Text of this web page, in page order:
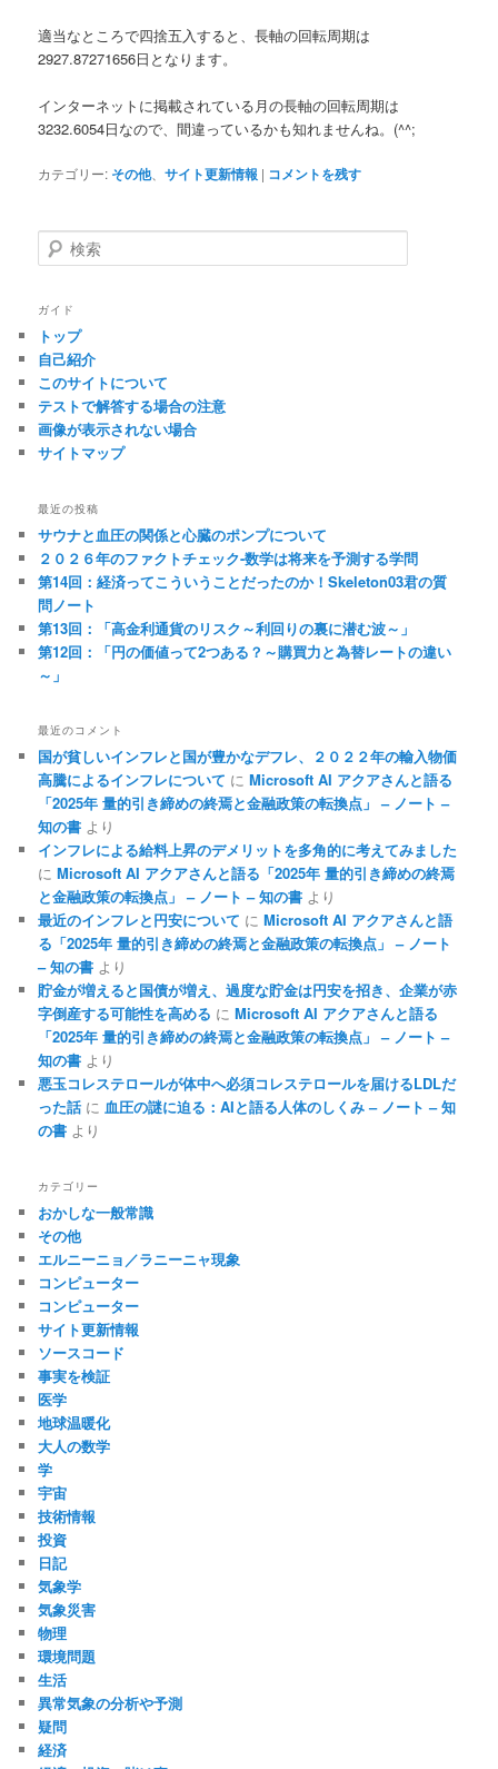
適当なところで四捨五入すると、長軸の回転周期は
2927.87271656日となります。
インターネットに掲載されている月の長軸の回転周期は
3232.6054日なので、間違っているかも知れませんね。(^^;
カテゴリー: その他、サイト更新情報 | コメントを残す
検
索
ガイド
トップ
自己紹介
このサイトについて
テストで解答する場合の注意
画像が表示されない場合
サイトマップ
最近の投稿
サウナと血圧の関係と心臓のポンプについて
２０２６年のファクトチェック-数学は将来を予測する学問
第14回：経済ってこういうことだったのか！Skeleton03君の質
問ノート
第13回：「高金利通貨のリスク～利回りの裏に潜む波～」
第12回：「円の価値って2つある？～購買力と為替レートの違い
～」
最近のコメント
国が貧しいインフレと国が豊かなデフレ、２０２２年の輸入物価
高騰によるインフレについて にMicrosoft AI アクアさんと語る
「2025年 量的引き締めの終焉と金融政策の転換点」 – ノート –
知の書 より
インフレによる給料上昇のデメリットを多角的に考えてみました
にMicrosoft AI アクアさんと語る「2025年 量的引き締めの終焉
と金融政策の転換点」 – ノート – 知の書 より
最近のインフレと円安について にMicrosoft AI アクアさんと語
る「2025年 量的引き締めの終焉と金融政策の転換点」 – ノート
– 知の書 より
貯金が増えると国債が増え、過度な貯金は円安を招き、企業が赤
字倒産する可能性を高める にMicrosoft AI アクアさんと語る
「2025年 量的引き締めの終焉と金融政策の転換点」 – ノート –
知の書 より
悪玉コレステロールが体中へ必須コレステロールを届けるLDLだ
った話 に血圧の謎に迫る：AIと語る人体のしくみ – ノート – 知
の書 より
カテゴリー
おかしな一般常識
その他
エルニーニョ／ラニーニャ現象
コンピューター
コンピューター
サイト更新情報
ソースコード
事実を検証
医学
地球温暖化
大人の数学
学
宇宙
技術情報
投資
日記
気象学
気象災害
物理
環境問題
生活
異常気象の分析や予測
疑問
経済